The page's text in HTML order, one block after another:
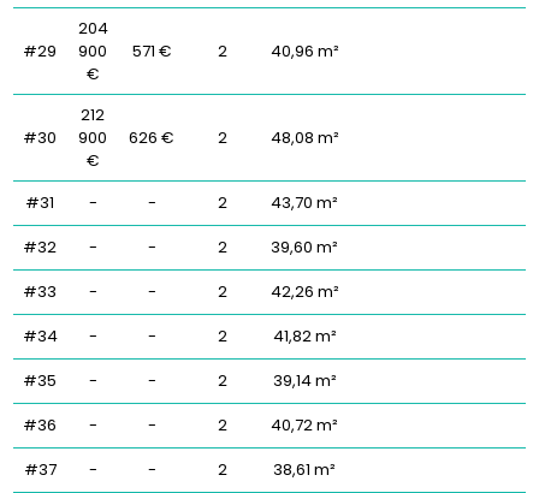
#29
204
900
€
571 € 2 40,96 m²
#30
212
900
€
626 € 2 48,08 m²
#31 - - 2
43,70 m²
#32
- - 2
39,60 m²
#33
- - 2
42,26 m²
#34
- - 2
41,82 m²
#35
- - 2
39,14 m²
#36
- - 2
40,72 m²
#37
- - 2 38,61 m²